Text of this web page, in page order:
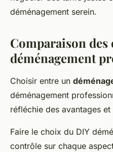
déménagement serein.
Comparaison
déménagement
Choisir entre un
déménagement
réfléchie des avantages
Faire le choix du DIY
contrôle sur chaque